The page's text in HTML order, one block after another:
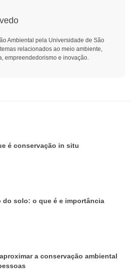
Ambiental pela Universidade de São
relacionados ao meio ambiente,
empreendedorismo e inovação.
é conservação in situ
do solo: o que é e importância
a conservação ambiental